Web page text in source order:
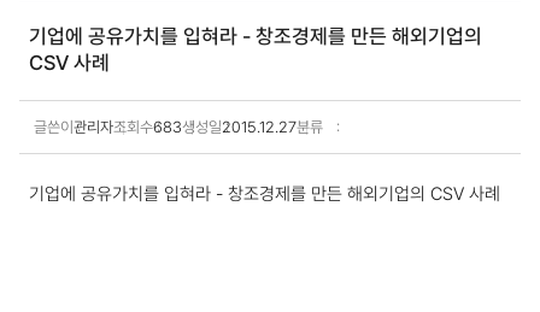
#7 un
기업에 공유가치를 입혀라 - 창조경제를 만든 해외기업의
CSV 사례
글쓴이 관리자조회수683생성일2015.12.27분류
기업에 공유가치를 입혀라 - 창조경제를 만든 해외기업의 CSV 사례